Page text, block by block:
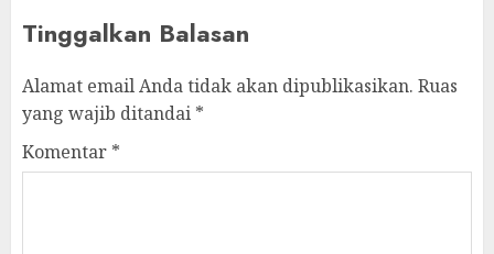
Tinggalkan Balasan
Alamat email Anda tidak akan dipublikasikan. Ruas
yang wajib ditandai *
Komentar *